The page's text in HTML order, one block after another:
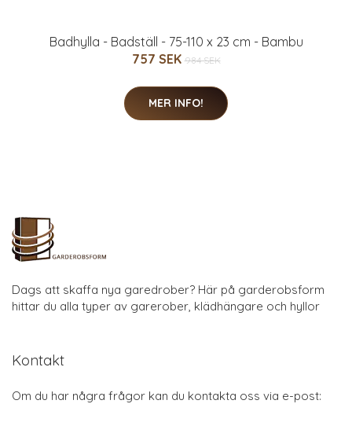
Badhylla - Badställ - 75-110 x 23 cm - Bambu
757 SEK 984 SEK
MER INFO!
Dags att skaffa nya garedrober? Här på garderobsform
hittar du alla typer av garerober, klädhängare och hyllor
Kontakt
Om du har några frågor kan du kontakta oss via e-post: